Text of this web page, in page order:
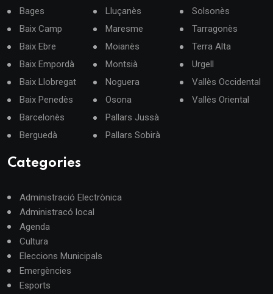
Bages
Baix Camp
Baix Ebre
Baix Empordà
Baix Llobregat
Baix Penedès
Barcelonès
Berguedà
Lluçanès
Maresme
Moianès
Montsià
Noguera
Osona
Pallars Jussà
Pallars Sobirà
Solsonès
Tarragonès
Terra Alta
Urgell
Vallès Occidental
Vallès Oriental
Categories
Administració Electrònica
Administracó local
Agenda
Cultura
Eleccions Municipals
Emergències
Esports